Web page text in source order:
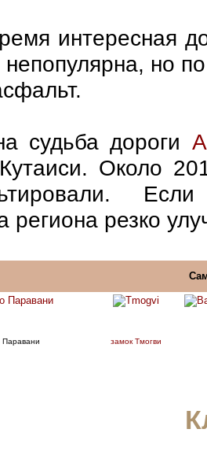
интересная
но
судьба дороги
Около
региона резко
Паравани замок Тмогви